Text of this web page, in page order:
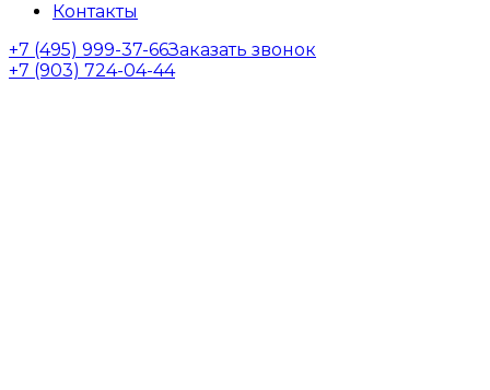
Контакты
+7 (495) 999-37-66Заказать звонок
+7 (903) 724-04-44